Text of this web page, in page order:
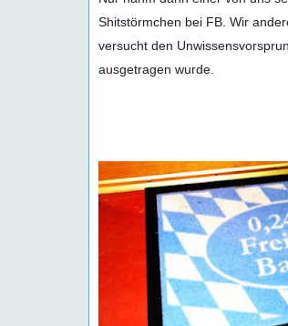
Shitstörmchen bei FB. Wir
versucht den
ausgetragen wurde.